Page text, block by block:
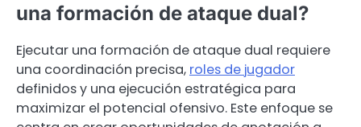
una formación de ataque dual?
Ejecutar una formación de ataque dual requiere
una coordinación precisa, roles de jugador
definidos y una ejecución estratégica para
maximizar el potencial ofensivo. Este enfoque se